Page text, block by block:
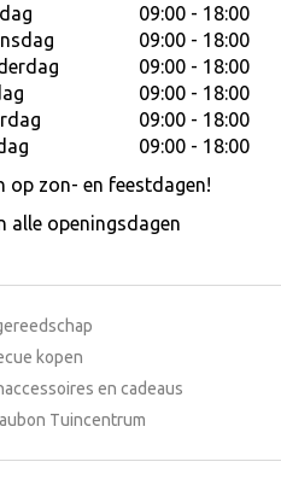
09:00 - 18:00
09:00 - 18:00
09:00 - 18:00
09:00 - 18:00
09:00 - 18:00
09:00 - 18:00
op zon- en feestdagen!
alle openingsdagen
kopen
en cadeaus
Tuincentrum